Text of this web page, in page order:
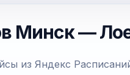
Минск —
из Яндекс